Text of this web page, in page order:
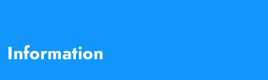
Information